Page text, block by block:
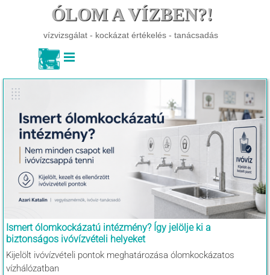
Tartalomhoz ugrás
ÓLOM A VÍZBEN?!
vízvizsgálat - kockázat értékelés - tanácsadás
Ugrás a menüre
Ismert ólomkockázatú intézmény? Így jelölje ki a
biztonságos ivóvízvételi helyeket
Kijelölt ivóvízvételi pontok meghatározása ólomkockázatos
vízhálózatban